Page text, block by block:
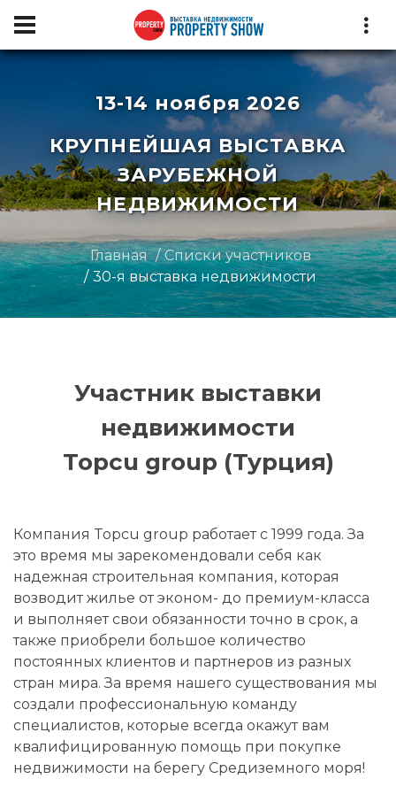
13-14 ноября 2026
КРУПНЕЙШАЯ ВЫСТАВКА
ЗАРУБЕЖНОЙ
НЕДВИЖИМОСТИ
Главная
Списки участников
30-я выставка недвижимости
Участник выставки
недвижимости
Topcu group (Турция)
Компания Topcu group работает с 1999 года. За
это время мы зарекомендовали себя как
надежная строительная компания, которая
возводит жилье от эконом- до премиум-класса
и выполняет свои обязанности точно в срок, а
также приобрели большое количество
постоянных клиентов и партнеров из разных
стран мира. За время нашего существования мы
создали профессиональную команду
специалистов, которые всегда окажут вам
квалифицированную помощь при покупке
недвижимости на берегу Средиземного моря!